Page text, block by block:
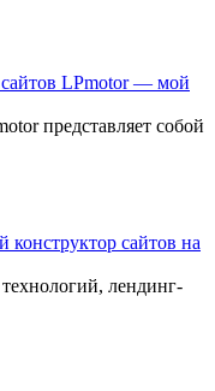
LPmotor — мой
представляет собой
сайтов на
лендинг-